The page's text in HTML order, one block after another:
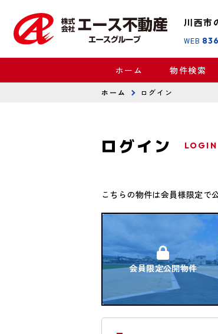
川西市
WEB
ホーム 物件検索
ホーム ログイン
ログイン LOGIN
こちらの物件は会員様限定で
会員限定公開物件